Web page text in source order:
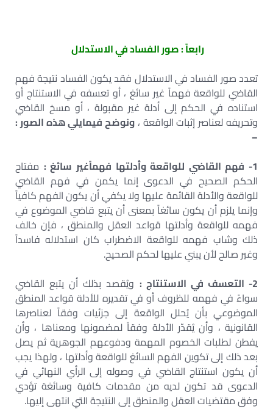
رابعاً : صور الفساد في الاستدلال
تعدد صور الفساد في الاستدلال فقد يكون الفساد نتيجة فهم
القاضي للواقعة فهماً غير سائغ ، أو تعسفه في الاستنتاج أو
استناده في الحكم إلى أدلة غير مقبولة ، أو مسخ القاضي
وتحريفه لعناصر إثبات الواقعة ، ونوضح فيمايلي هذه الصور :
–
1- فهم القاضي للواقعة وأدلتها فهماًغير سائغ :
مفتاح
الحكم الصحيح في الدعوى إنما يكمن في فهم القاضي
للواقعة والأدلة القائمة عليها ولا يكفي أن يكون الفهم كافياً
وإنما يلزم أن يكون سائغاً بمعنى أن يتبع قاضي الموضوع في
فهمه للواقعة وأدلتها قواعد العقل والمنطق ، فإن خالف
ذلك وشاب فهمه للواقعة الاضطراب كان استدلاله فاسداً
وغير صالح لأن يبني عليها لحكم الصحيح.
2- التعسف في الاستنتاج :
ويُقصد بذلك أن يتبع القاضي
سواءً في فهمه للظروف أو في تقديره للأدلة قواعد المنطق
الموضوعي بأن يُحلل الواقعة إلى جزئيات وفقاً لعناصرها
القانونية ، وأن يُقدّر الأدلة وفقاً لمضمونها ومعناها ، وأن
يفطن لطلبات الخصوم المهمة ودفوعهم الجوهرية ثم يصل
بعد ذلك إلى تكوين الفهم السائغ للواقعة وأدلتها ، ولهذا يجب
أن يكون استنتاج القاضي في وصوله إلى الرأي النهائي في
الدعوى قد تكون لديه من مقدمات كافية وسائغة تؤدي
وفق مقتضيات العقل والمنطق إلى النتيجة التي انتهى إليها.